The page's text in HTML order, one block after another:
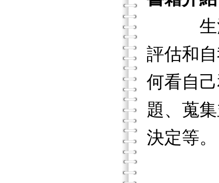
生涯
評估和
何看自
題、蒐
決定等。